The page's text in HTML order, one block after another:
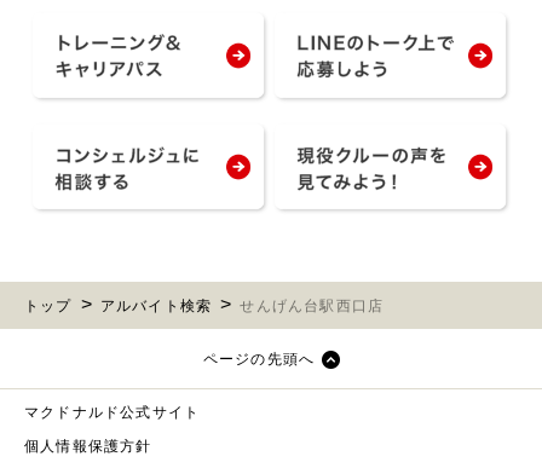
トップ アルバイト検索 せんげん台駅西口店
ページの先頭へ
マクドナルド公式サイト
個人情報保護方針